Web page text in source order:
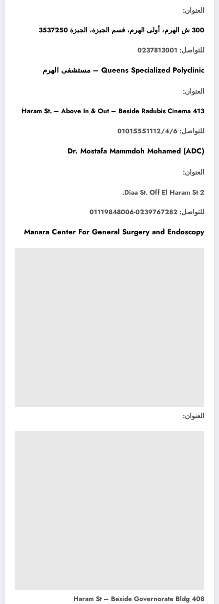
العنوان:
300 ش الهرم، أولى الهرم، قسم الجيزة، الجيزة 3537250
للتواصل: 0237813001
Queens Specialized Polyclinic – مستشفى الهرم
العنوان:
413 Haram St. – Above In & Out – Beside Radubis Cinema
للتواصل: 01015551112/4/6
Dr. Mostafa Mammdoh Mohamed (ADC)
العنوان:
2 Diaa St. Off El Haram St.
للتواصل: 0239767282-01119848006
Manara Center For General Surgery and Endoscopy
العنوان:
408 Haram St – Beside Governorate Bldg